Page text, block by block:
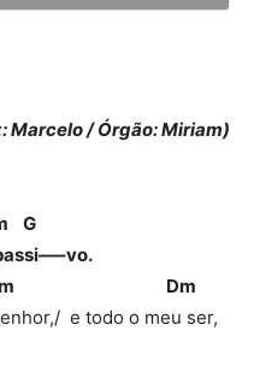
Marcelo / Órgão: Miriam)
Dm
e todo o meu ser,